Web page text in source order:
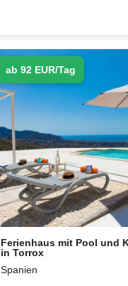
ab 92 EUR/Tag
Ferienhaus mit Pool und
in Torrox
Spanien